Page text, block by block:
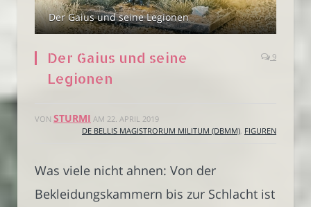
Der Gaius und seine Legionen
Der Gaius und seine
Legionen
9
VON STURMI AM 22. APRIL 2019
DE BELLIS MAGISTRORUM MILITUM (DBMM) FIGUREN
Was viele nicht ahnen: Von der
Bekleidungskammern bis zur Schlacht ist